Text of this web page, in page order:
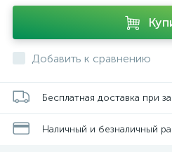
Добавить к сравнению
Бесплатная доставка при
Наличный и безналичный